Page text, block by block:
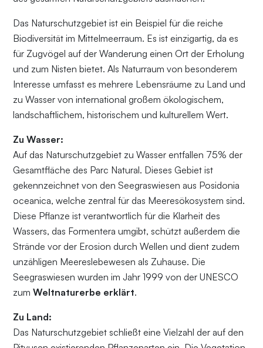
Das Naturschutzgebiet ist ein Beispiel für die reiche
Biodiversität im Mittelmeerraum. Es ist einzigartig, da es
für Zugvögel auf der Wanderung einen Ort der Erholung
und zum Nisten bietet. Als Naturraum von besonderem
Interesse umfasst es mehrere Lebensräume zu Land und
zu Wasser von international großem ökologischem,
landschaftlichem, historischem und kulturellem Wert.
Zu Wasser:
Auf das Naturschutzgebiet zu Wasser entfallen 75% der
Gesamtfläche des Parc Natural. Dieses Gebiet ist
gekennzeichnet von den Seegraswiesen aus Posidonia
oceanica, welche zentral für das Meeresökosystem sind.
Diese Pflanze ist verantwortlich für die Klarheit des
Wassers, das Formentera umgibt, schützt außerdem die
Strände vor der Erosion durch Wellen und dient zudem
unzähligen Meereslebewesen als Zuhause. Die
Seegraswiesen wurden im Jahr 1999 von der UNESCO
zumWeltnaturerbe erklärt.
Zu Land:
Das Naturschutzgebiet schließt eine Vielzahl der auf den